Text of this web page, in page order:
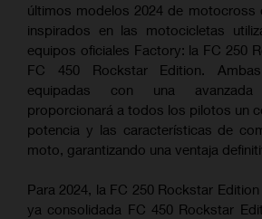
últimos modelos 2024 de motocross
inspirados en las motocicletas
equipos oficiales Factory: la FC 250
FC 450 Rockstar Edition.
equipadas con una
proporcionará a todos los pilotos un
potencia y las características de
moto, garantizando una ventaja
Para 2024, la FC 250 Rockstar
ya consolidada FC 450 Rockstar